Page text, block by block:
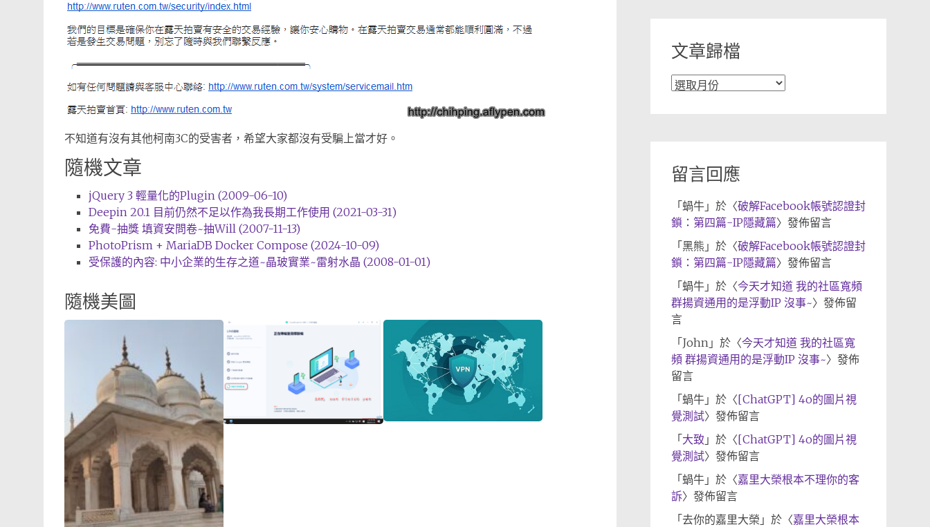
不知道有沒有其他柯南3C的受害者，希望大家都沒有受騙上當才好。
隨機文章
jQuery 3 輕量化的Plugin (2009-06-10)
Deepin 20.1 目前仍然不足以作為我長期工作使用 (2021-03-31)
免費-抽獎 填資安問卷~抽Will (2007-11-13)
PhotoPrism + MariaDB Docker Compose (2024-10-09)
受保護的內容: 中小企業的生存之道~晶玻實業~雷射水晶 (2008-01-01)
隨機美圖
文章歸檔
文
留言回應
「 蝸牛」於〈破解Facebook帳號認證封
鎖：第四篇-IP隱藏篇〉發佈留言
「 黑熊 」於〈破解Facebook帳號認證封
鎖：第四篇-IP隱藏篇〉發佈留言
「 蝸牛」於〈今天才知道 我的社區寬頻
群揚資通用的是浮動IP 沒事~〉發佈留
言
「 John」於〈今天才知道 我的社區寬
頻 群揚資通用的是浮動IP 沒事~〉發佈
留言
「 蝸牛」於〈[ChatGPT] 4o的圖片視
覺測試〉發佈留言
「 大致 」於〈[ChatGPT] 4o的圖片視
覺測試〉發佈留言
「 蝸牛」於〈嘉里大榮根本不理你的客
訴〉發佈留言
「 去你的嘉里大榮 」於〈嘉里大榮根本